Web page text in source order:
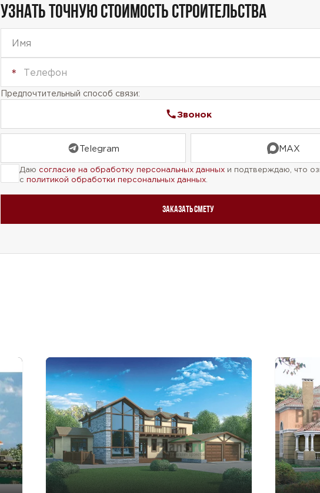
УЗНАТЬ ТОЧНУЮ СТОИМОСТЬ СТРОИТЕЛЬСТВА
Предпочтительный способ связи:
Звонок
Telegram MAX
Даю согласие на обработку персональных данных и подтверждаю, что
с политикой обработки персональных данных.
Заказать смету
Даю согласие на обработку персональных данных и подтверждаю, что
Рассчитать стоимость